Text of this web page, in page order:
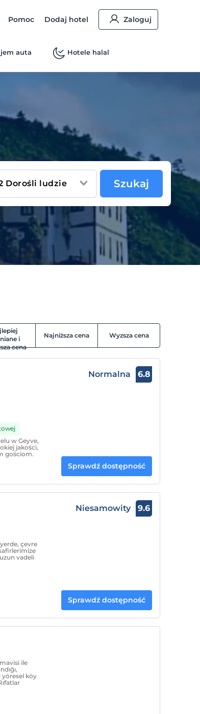
Pomoc Dodaj hotel Zaloguj
auta Hotele halal
Szukaj
i
cena
Najniższa cena Wyzsza cena
w Geyve,
jakości,
gościom.
Normalna 6.8
Sprawdź dostępność
çevre
vadeli
Niesamowity 9.6
Sprawdź dostępność
ile
yöresel köy